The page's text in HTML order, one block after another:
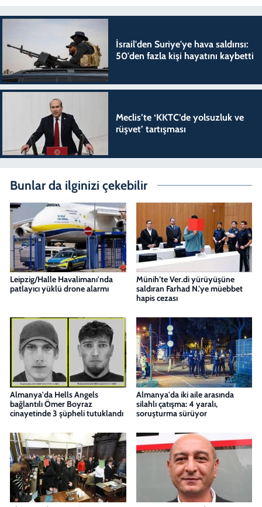
İsrail'den Suriye'ye hava saldırısı:
50'den fazla kişi hayatını kaybetti
Meclis’te ‘KKTC’de yolsuzluk ve
rüşvet’ tartışması
Bunlar da ilginizi çekebilir
Leipzig/Halle Havalimanı'nda
patlayıcı yüklü drone alarmı
Münih’te Ver.di yürüyüşüne
saldıran Farhad N.’ye müebbet
hapis cezası
Almanya'da Hells Angels
bağlantılı Ömer Boyraz
cinayetinde 3 şüpheli tutuklandı
Almanya'da iki aile arasında
silahlı çatışma: 4 yaralı,
soruşturma sürüyor